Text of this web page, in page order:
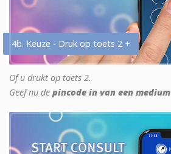
4b. Keuze - Druk op toets 2 +
Of u drukt op toets 2.
Geef nu de pincode in van een medium